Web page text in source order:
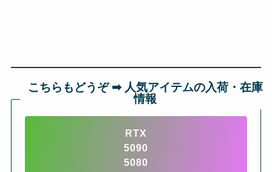
こちらもどうぞ ➡︎ 人気アイテムの入荷・在庫
情報
RTX
5090
5080